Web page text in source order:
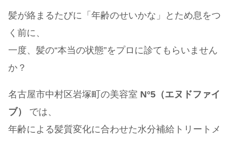
髪が絡まるたびに「年齢のせいかな」とため息をつ
く前に、
一度、髪の“本当の状態”をプロに診てもらいません
か？
名古屋市中村区岩塚町の美容室 N°5（エヌドファイ
ブ）
では、
年齢による髪質変化に合わせた水分補給トリートメ